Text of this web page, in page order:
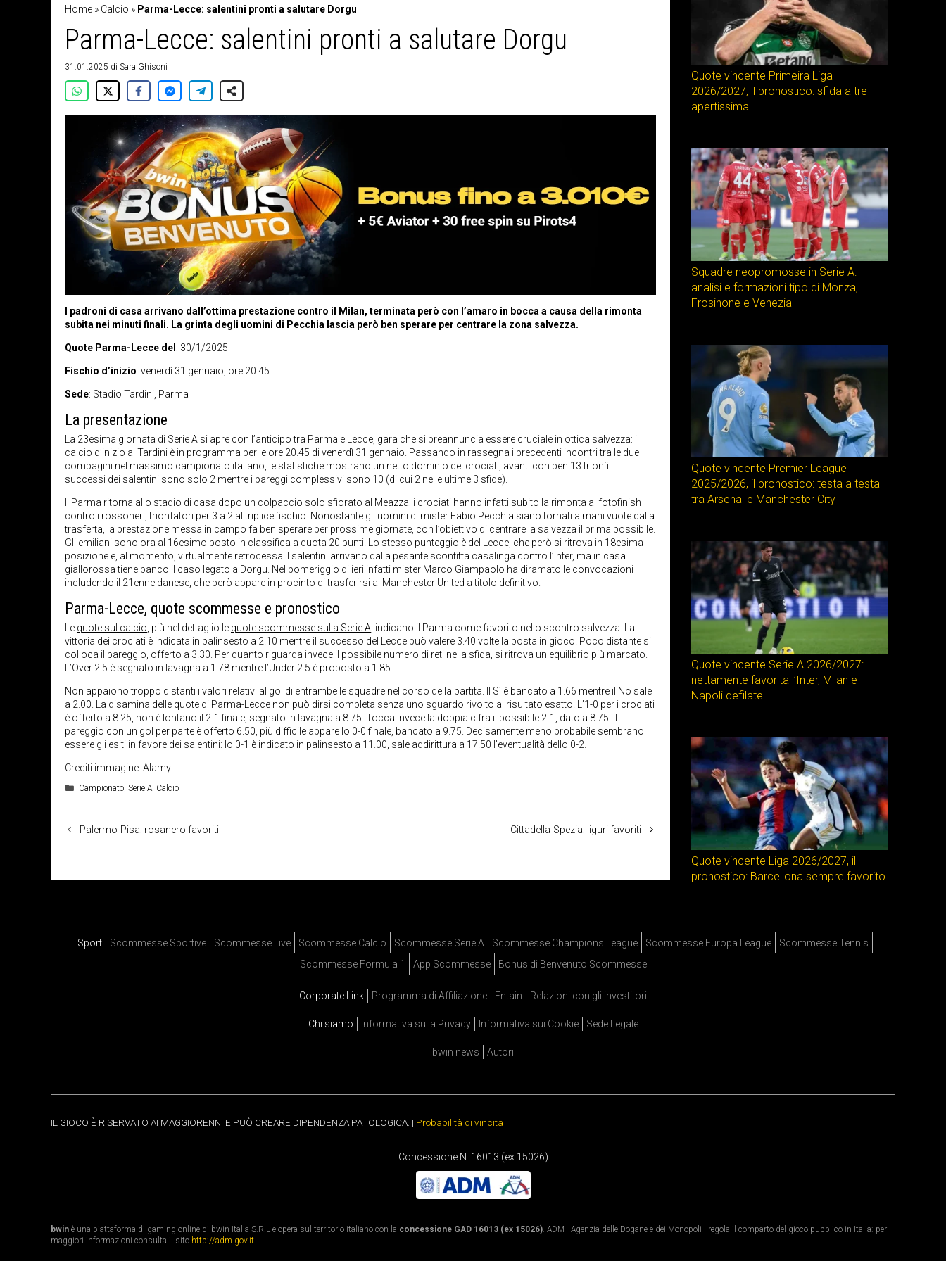
Home » Calcio » Parma-Lecce: salentini pronti a salutare Dorgu
Parma-Lecce: salentini pronti a salutare Dorgu
31.01.2025 di Sara Ghisoni
I padroni di casa arrivano dall’ottima prestazione contro il Milan, terminata però con l’amaro in bocca a causa della rimonta
subita nei minuti finali. La grinta degli uomini di Pecchia lascia però ben sperare per centrare la zona salvezza.
Quote Parma-Lecce del: 30/1/2025
Fischio d’inizio: venerdì 31 gennaio, ore 20.45
Sede: Stadio Tardini, Parma
La presentazione
La 23esima giornata di Serie A si apre con l’anticipo tra Parma e Lecce, gara che si preannuncia essere cruciale in ottica salvezza: il
calcio d’inizio al Tardini è in programma per le ore 20.45 di venerdì 31 gennaio. Passando in rassegna i precedenti incontri tra le due
compagini nel massimo campionato italiano, le statistiche mostrano un netto dominio dei crociati, avanti con ben 13 trionfi. I
successi dei salentini sono solo 2 mentre i pareggi complessivi sono 10 (di cui 2 nelle ultime 3 sfide).
Il Parma ritorna allo stadio di casa dopo un colpaccio solo sfiorato al Meazza: i crociati hanno infatti subito la rimonta al fotofinish
contro i rossoneri, trionfatori per 3 a 2 al triplice fischio. Nonostante gli uomini di mister Fabio Pecchia siano tornati a mani vuote dalla
trasferta, la prestazione messa in campo fa ben sperare per prossime giornate, con l’obiettivo di centrare la salvezza il prima possibile.
Gli emiliani sono ora al 16esimo posto in classifica a quota 20 punti. Lo stesso punteggio è del Lecce, che però si ritrova in 18esima
posizione e, al momento, virtualmente retrocessa. I salentini arrivano dalla pesante sconfitta casalinga contro l’Inter, ma in casa
giallorossa tiene banco il caso legato a Dorgu. Nel pomeriggio di ieri infatti mister Marco Giampaolo ha diramato le convocazioni
includendo il 21enne danese, che però appare in procinto di trasferirsi al Manchester United a titolo definitivo.
Parma-Lecce, quote scommesse e pronostico
Le quote sul calcio , più nel dettaglio le quote scommesse sulla Serie A , indicano il Parma come favorito nello scontro salvezza. La
vittoria dei crociati è indicata in palinsesto a 2.10 mentre il successo del Lecce può valere 3.40 volte la posta in gioco. Poco distante si
colloca il pareggio, offerto a 3.30. Per quanto riguarda invece il possibile numero di reti nella sfida, si ritrova un equilibrio più marcato.
L’Over 2.5 è segnato in lavagna a 1.78 mentre l’Under 2.5 è proposto a 1.85.
Non appaiono troppo distanti i valori relativi al gol di entrambe le squadre nel corso della partita. Il Sì è bancato a 1.66 mentre il No sale
a 2.00. La disamina delle quote di Parma-Lecce non può dirsi completa senza uno sguardo rivolto al risultato esatto. L’1-0 per i crociati
è offerto a 8.25, non è lontano il 2-1 finale, segnato in lavagna a 8.75. Tocca invece la doppia cifra il possibile 2-1, dato a 8.75. Il
pareggio con un gol per parte è offerto 6.50, più difficile appare lo 0-0 finale, bancato a 9.75. Decisamente meno probabile sembrano
essere gli esiti in favore dei salentini: lo 0-1 è indicato in palinsesto a 11.00, sale addirittura a 17.50 l’eventualità dello 0-2.
Crediti immagine: Alamy
Categorie
Campionato,Serie A, Calcio
Palermo-Pisa: rosanero favoriti Cittadella-Spezia: liguri favoriti
Quote vincente Primeira Liga
2026/2027, il pronostico: sfida a tre
apertissima
Squadre neopromosse in Serie A:
analisi e formazioni tipo di Monza,
Frosinone e Venezia
Quote vincente Premier League
2025/2026, il pronostico: testa a testa
tra Arsenal e Manchester City
Quote vincente Serie A 2026/2027:
nettamente favorita l’Inter, Milan e
Napoli defilate
Quote vincente Liga 2026/2027, il
pronostico: Barcellona sempre favorito
Sport Scommesse Sportive Scommesse Live Scommesse Calcio Scommesse Serie A Scommesse Champions League Scommesse Europa League
Scommesse Tennis
Scommesse Formula 1
App Scommesse Bonus di Benvenuto Scommesse
Corporate Link Programma di Affiliazione Entain Relazioni con gli investitori
Chi siamo Informativa sulla Privacy Informativa sui Cookie Sede Legale
bwin news Autori
IL GIOCO È RISERVATO AI MAGGIORENNI E PUÒ CREARE DIPENDENZA PATOLOGICA. | Probabilità di vincita
Concessione N. 16013 (ex 15026)
bwin è una piattaforma di gaming online di bwin Italia S.R.L e opera sul territorio italiano con la concessione GAD 16013 (ex 15026). ADM - Agenzia delle Dogane e dei Monopoli - regola il comparto del gioco pubblico in Italia: per
maggiori informazioni consulta il sito http://adm.gov.it